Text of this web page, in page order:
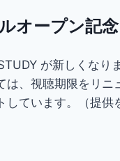
オープン記念
が新しくなり
は、視聴期限をリニ
しています。（提供